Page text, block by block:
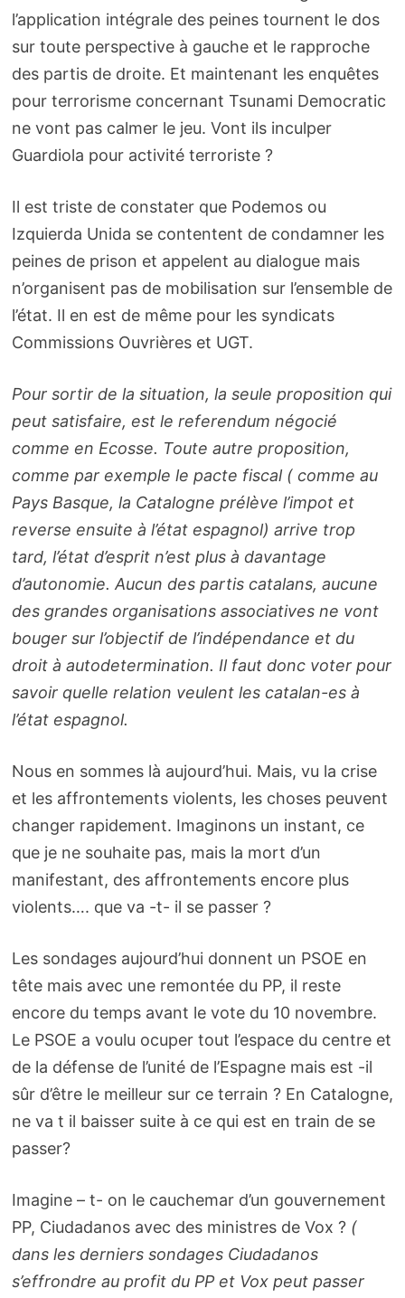
l’application intégrale des peines tournent le dos
sur toute perspective à gauche et le rapproche
des partis de droite. Et maintenant les enquêtes
pour terrorisme concernant Tsunami Democratic
ne vont pas calmer le jeu. Vont ils inculper
Guardiola pour activité terroriste ?
Il est triste de constater que Podemos ou
Izquierda Unida se contentent de condamner les
peines de prison et appelent au dialogue mais
n’organisent pas de mobilisation sur l’ensemble de
l’état. Il en est de même pour les syndicats
Commissions Ouvrières et UGT.
Pour sortir de la situation, la seule proposition qui
peut satisfaire, est le referendum négocié
comme en Ecosse. Toute autre proposition,
comme par exemple le pacte fiscal ( comme au
Pays Basque, la Catalogne prélève l’impot et
reverse ensuite à l’état espagnol) arrive trop
tard, l’état d’esprit n’est plus à davantage
d’autonomie. Aucun des partis catalans, aucune
des grandes organisations associatives ne vont
bouger sur l’objectif de l’indépendance et du
droit à autodetermination. Il faut donc voter pour
savoir quelle relation veulent les catalan-es à
l’état espagnol.
Nous en sommes là aujourd’hui. Mais, vu la crise
et les affrontements violents, les choses peuvent
changer rapidement. Imaginons un instant, ce
que je ne souhaite pas, mais la mort d’un
manifestant, des affrontements encore plus
violents…. que va -t- il se passer ?
Les sondages aujourd’hui donnent un PSOE en
tête mais avec une remontée du PP, il reste
encore du temps avant le vote du 10 novembre.
Le PSOE a voulu ocuper tout l’espace du centre et
de la défense de l’unité de l’Espagne mais est -il
sûr d’être le meilleur sur ce terrain ? En Catalogne,
ne va t il baisser suite à ce qui est en train de se
passer?
Imagine – t- on le cauchemar d’un gouvernement
PP, Ciudadanos avec des ministres de Vox ? (
dans les derniers sondages Ciudadanos
s’effrondre au profit du PP et Vox peut passer